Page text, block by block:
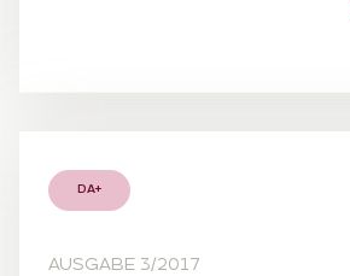
DA+
AUSGABE 3/2017